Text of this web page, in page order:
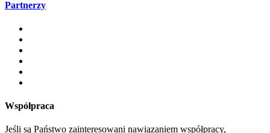
Partnerzy
Współpraca
Jeśli są Państwo zainteresowani nawiązaniem współpracy,